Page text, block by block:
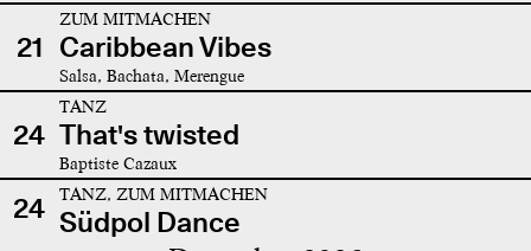
21
ZUM MITMACHEN
Caribbean Vibes
Salsa, Bachata, Merengue
24
TANZ
That's twisted
Baptiste Cazaux
24 TANZ, ZUM MITMACHEN
Südpol Dance